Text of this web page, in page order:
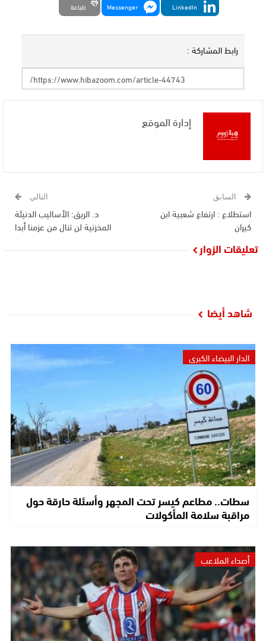
LinkedIn
Messenger طباعة
رابط المشاركة :
إدارة الموقع
السابق
استطلاع : ارتفاع شعبية ابن
كيران
التالي
د. الريق: الأساليب الدنيئة
المخزنية لن تنال من عزمنا أبدا
تعليقات الزوار
شاهد أيضا
الدار البيضاء الكبرى
سطات.. مطاعم كيسر تحت المجهر وأسئلة حارقة حول
مراقبة سلامة المأكولات
أصداء الملاعب